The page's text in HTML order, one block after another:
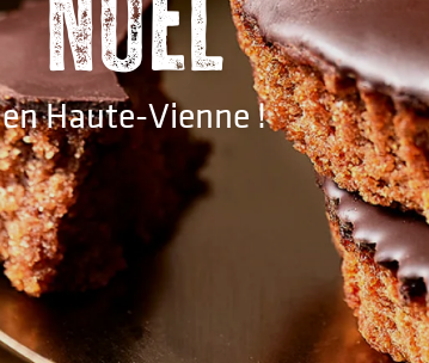
en Haute-Vienne !